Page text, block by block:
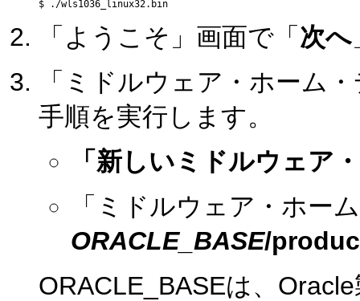
「ようこそ」画面で「次へ
「ミドルウェア・ホーム
手順を実行します。
「新しいミドルウェア
「ミドルウェア・ホー
ORACLE_BASE/
ORACLE_BASEは、